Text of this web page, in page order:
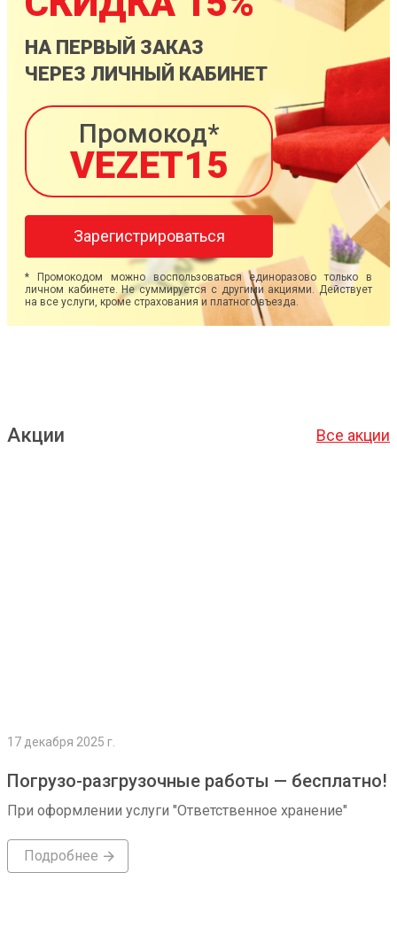
НА ПЕРВЫЙ ЗАКАЗ
ЧЕРЕЗ ЛИЧНЫЙ КАБИНЕТ
Промокод*
VEZET15
Зарегистрироваться
* Промокодом можно воспользоваться единоразово только в
личном кабинете. Не суммируется с другими акциями. Действует
на все услуги, кроме страхования и платного въезда.
Акции Все акции
17 декабря 2025 г.
Погрузо-разгрузочные работы — бесплатно!
При оформлении услуги "Ответственное хранение"
Подробнее